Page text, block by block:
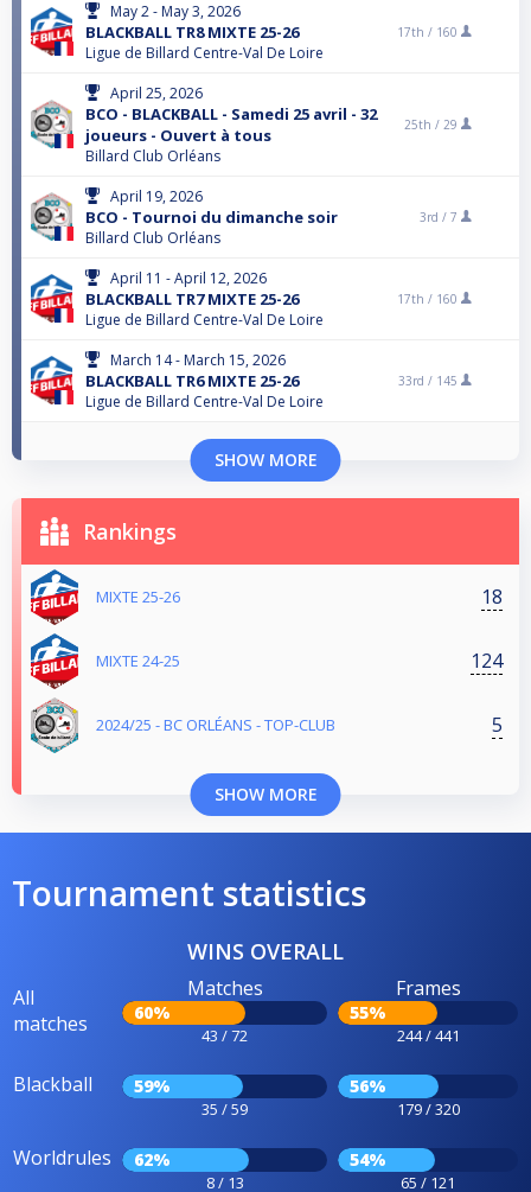
May 2 - May 3, 2026
BLACKBALL TR8 MIXTE 25-26
Ligue de Billard Centre-Val De Loire
17th / 160
April 25, 2026
BCO - BLACKBALL - Samedi 25 avril - 32
joueurs - Ouvert à tous
Billard Club Orléans
25th / 29
April 19, 2026
BCO - Tournoi du dimanche soir
Billard Club Orléans
3rd / 7
April 11 - April 12, 2026
BLACKBALL TR7 MIXTE 25-26
Ligue de Billard Centre-Val De Loire
17th / 160
March 14 - March 15, 2026
BLACKBALL TR6 MIXTE 25-26
Ligue de Billard Centre-Val De Loire
33rd / 145
SHOW MORE
Rankings
MIXTE 25-26 18
MIXTE 24-25 124
2024/25 - BC ORLÉANS - TOP-CLUB 5
SHOW MORE
Tournament statistics
WINS OVERALL
All
matches
Matches
60%
43 / 72
Frames
55%
244 / 441
Blackball 59%
35 / 59
56%
179 / 320
Worldrules 62%
8 / 13
54%
65 / 121